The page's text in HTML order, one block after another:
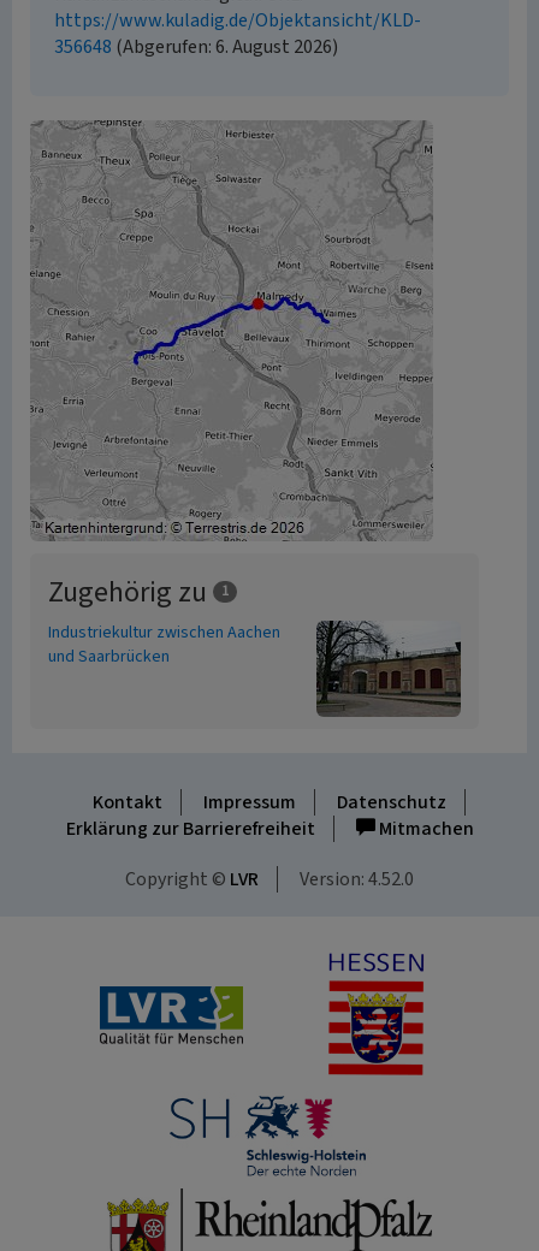
https://www.kuladig.de/Objektansicht/KLD-
356648 (Abgerufen: 6. August 2026)
Zugehörig zu 1
Industriekultur zwischen Aachen
und Saarbrücken
Kontakt Impressum
Datenschutz
Erklärung zur Barrierefreiheit
Mitmachen
Copyright © LVR Version: 4.52.0